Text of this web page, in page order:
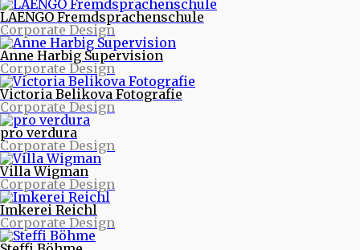
LAENGO Fremdsprachenschule
Corporate Design
Anne Harbig Supervision
Corporate Design
Victoria Belikova Fotografie
Corporate Design
pro verdura
Corporate Design
Villa Wigman
Corporate Design
Imkerei Reichl
Corporate Design
Beitragsarchive
Neueste Beiträge
Nachrichten aus Projekten
Starke Musik und starke Bilder - Eine neue Webseite
für die Quohren MPG
30/30 - 30 Logos - 30 Tage
purinto ist umgezogen
Logodesign für den Motion Designer und Regisseur
Dimitrij Schmunk
Warum Nachhaltigkeit Spaß macht oder mit dem
Fahrrad durchs Land